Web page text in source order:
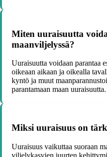
Miten uuraisuutta
maanviljelyssä?
Uuraisuutta voidaan parantaa
oikeaan aikaan ja oikealla
kyntö ja muut
parantamaan maan uuraisuutta.
Miksi uuraisuus on
Uuraisuus vaikuttaa suoraan
viljelykasvien juurten